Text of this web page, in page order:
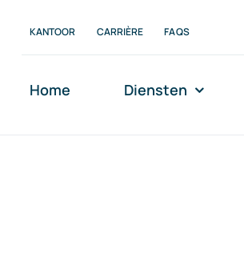
KANTOOR CARRIÈRE FAQS
Home Diensten